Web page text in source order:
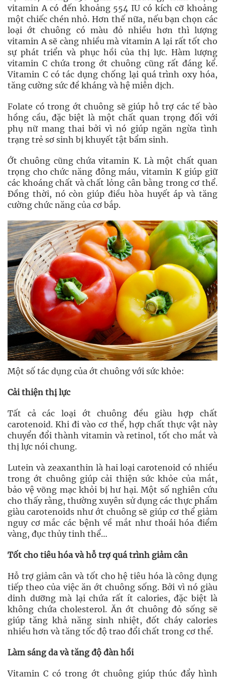
vitamin A có đến khoảng 554 IU có kích cỡ khoảng
một chiếc chén nhỏ. Hơn thế nữa, nếu bạn chọn các
loại ớt chuông có màu đỏ nhiều hơn thì lượng
vitamin A sẽ càng nhiều mà vitamin A lại rất tốt cho
sự phát triển và phục hồi của thị lực. Hàm lượng
vitamin C chứa trong ớt chuông cũng rất đáng kể.
Vitamin C có tác dụng chống lại quá trình oxy hóa,
tăng cường sức đề kháng và hệ miễn dịch.
Folate có trong ớt chuông sẽ giúp hỗ trợ các tế bào
hồng cầu, đặc biệt là một chất quan trọng đối với
phụ nữ mang thai bởi vì nó giúp ngăn ngừa tình
trạng trẻ sơ sinh bị khuyết tật bẩm sinh.
Ớt chuông cũng chứa vitamin K. Là một chất quan
trọng cho chức năng đông máu, vitamin K giúp giữ
các khoáng chất và chất lỏng cân bằng trong cơ thể.
Đồng thời, nó còn giúp điều hòa huyết áp và tăng
cường chức năng của cơ bắp.
Một số tác dụng của ớt chuông với sức khỏe:
Cải thiện thị lực
Tất cả các loại ớt chuông đều giàu hợp chất
carotenoid. Khi đi vào cơ thể, hợp chất thực vật này
chuyển đổi thành vitamin và retinol, tốt cho mắt và
thị lực nói chung.
Lutein và zeaxanthin là hai loại carotenoid có nhiều
trong ớt chuông giúp cải thiện sức khỏe của mắt,
bảo vệ võng mạc khỏi bị hư hại. Một số nghiên cứu
cho thấy rằng, thường xuyên sử dụng các thực phẩm
giàu carotenoids như ớt chuông sẽ giúp cơ thể giảm
nguy cơ mắc các bệnh về mắt như thoái hóa điểm
vàng, đục thủy tinh thể…
Tốt cho tiêu hóa và hỗ trợ quá trình giảm cân
Hỗ trợ giảm cân và tốt cho hệ tiêu hóa là công dụng
tiếp theo của việc ăn ớt chuông sống. Bởi vì nó giàu
dinh dưỡng mà lại chứa rất ít calories, đặc biệt là
không chứa cholesterol. Ăn ớt chuông đỏ sống sẽ
giúp tăng khả năng sinh nhiệt, đốt cháy calories
nhiều hơn và tăng tốc độ trao đổi chất trong cơ thể.
Làm sáng da và tăng độ đàn hồi
Vitamin C có trong ớt chuông giúp thúc đẩy hình